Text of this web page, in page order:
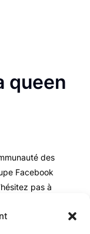
queen
des
Facebook
pas à